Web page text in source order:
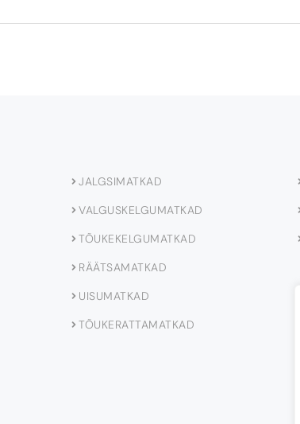
JALGSIMATKAD
VALGUSKELGUMATKAD
TÕUKEKELGUMATKAD
RÄÄTSAMATKAD
UISUMATKAD
TÕUKERATTAMATKAD